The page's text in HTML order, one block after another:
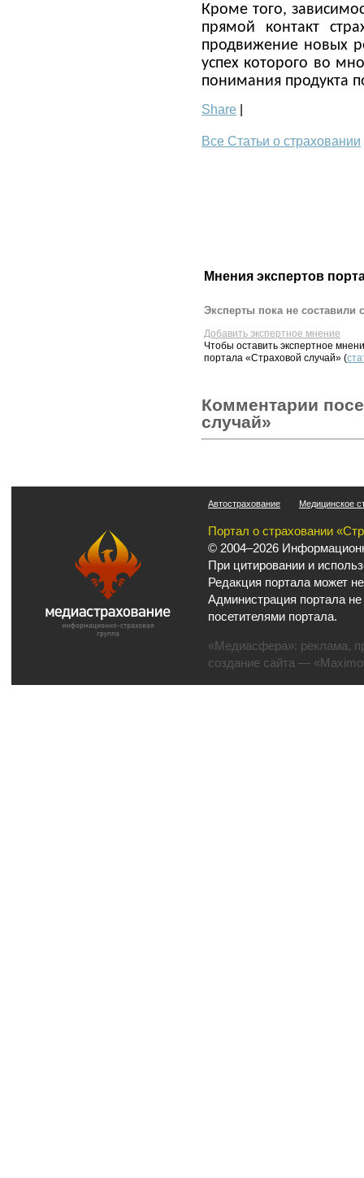
Кроме того,
прямой контакт
продвижение новых
успех которого во
понимания продукта
Share |
Все Статьи о страховании
Мнения экспертов
Эксперты пока не составили
Добавить экспертное мнение
Чтобы оставить экспертное
портала «Страховой случай» (
Комментарии
случай»
Автострахование Медицинское
Портал о страховании
© 2004–2026
При цитировании и
Редакция портала может
Администрация портала
посетителями портала.
«Медиасфера»: реклама,
создание сайта —